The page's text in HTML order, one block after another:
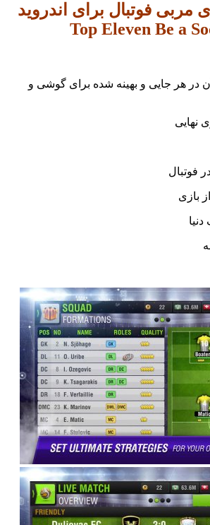
مربی فوتبال برای اندروید
Top Eleven Be a
در هر جایی و بهینه شده برای گوشی و
نهایی
فوتبال
بازی